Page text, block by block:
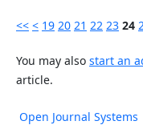
<< < 19 20 21 22 23 24
You may also start an
article.
Open Journal Systems